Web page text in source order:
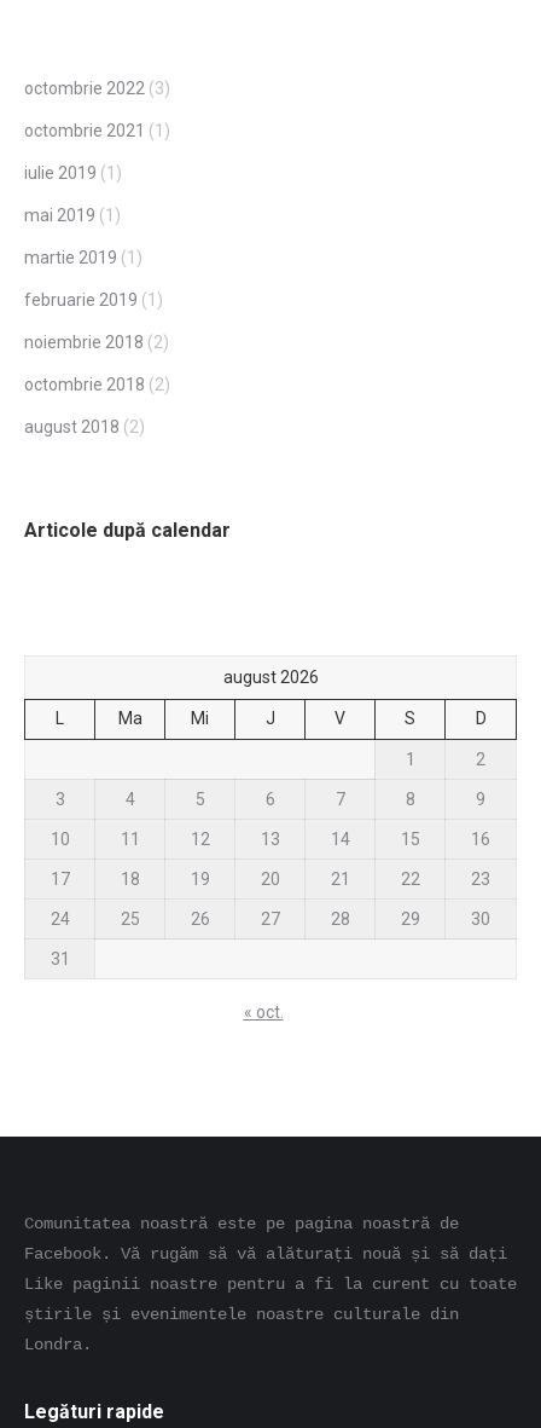
octombrie 2022 (3)
octombrie 2021 (1)
iulie 2019 (1)
mai 2019 (1)
martie 2019 (1)
februarie 2019 (1)
noiembrie 2018 (2)
octombrie 2018 (2)
august 2018 (2)
Articole după calendar
august 2026
Ma Mi J V S D
1 2
3 4 5 6 7 8 9
10 11 12 13 14 15 16
17 18 19 20 21 22 23
24 25 26 27 28 29 30
31
« oct.
Comunitatea noastră este pe pagina noastră de
Facebook. Vă rugăm să vă alăturați nouă și să dați
Like paginii noastre pentru a fi la curent cu toate
știrile și evenimentele noastre culturale din
Londra.
Legături rapide